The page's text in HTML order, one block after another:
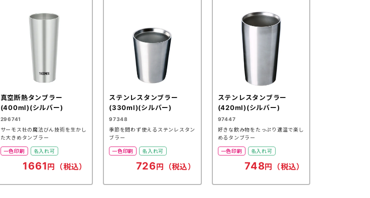
真空断熱タンブラー
(400ml)(シルバー)
296741
サーモス社の魔法びん技術を生かし
た大きめタンブラー
一色印刷 名入れ可
1661 円（税込）
ステンレスタンブラー
(330ml)(シルバー)
97348
季節を問わず使えるステンレスタン
ブラー
一色印刷 名入れ可
726 円（税込）
ステンレスタンブラー
(420ml)(シルバー)
97447
好きな飲み物をたっぷり適温で楽し
めるタンブラー
一色印刷 名入れ可
748円（税込）